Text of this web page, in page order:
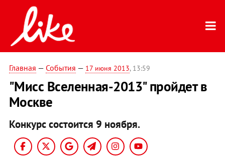
Главная — События — 17 июня 2013, 13:59
"Мисс Вселенная-2013" пройдет в
Москве
Конкурс состоится 9 ноября.